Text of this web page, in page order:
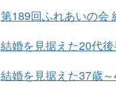
第189回ふれあいの会
結婚を見据えた20代
結婚を見据えた37歳